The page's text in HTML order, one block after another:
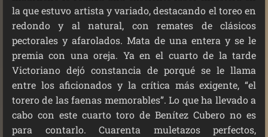
la que estuvo artista y variado, destacando el toreo en
redondo y al natural, con remates de clásicos
pectorales y afarolados. Mata de una entera y se le
premia con una oreja. Ya en el cuarto de la tarde
Victoriano dejó constancia de porqué se le llama
entre los aficionados y la crítica más exigente, “el
torero de las faenas memorables”. Lo que ha llevado a
cabo con este cuarto toro de Benítez Cubero no es
para contarlo. Cuarenta muletazos perfectos,